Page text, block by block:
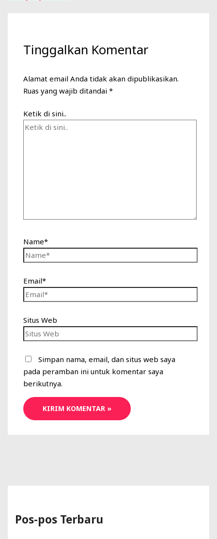
Tinggalkan Komentar
Alamat email Anda tidak akan dipublikasikan.
Ruas yang wajib ditandai*
Ketik di sini..
Name*
Email*
Situs Web
Simpan nama, email, dan situs web saya
pada peramban ini untuk komentar saya
berikutnya.
Pos-pos Terbaru